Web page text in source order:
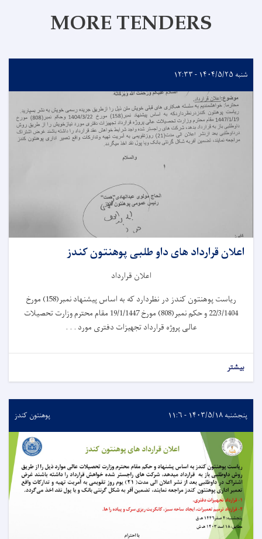
MORE TENDERS
شنبه ۱۴۰۴/۵/۲۵ - ۱۲:۳۳
اعلان قرارداد های داو طلبی پوهنتون کندز
اعلان قرارداد
ریاست پوهنتون کندز در نظردارد که به اساس پیشنهاد نمبر(158) مورخ
22/3/1404 و حکم نمبر(808) مورخ 19/1/1447 مقام محترم وزارت تحصیلات
عالی پروژه قرارداد تجهیزات دفتری مورد . . .
بیشتر
پنجشنبه ۱۴۰۳/۵/۱۸ - ۱۱:۶ پوهنتون کندز